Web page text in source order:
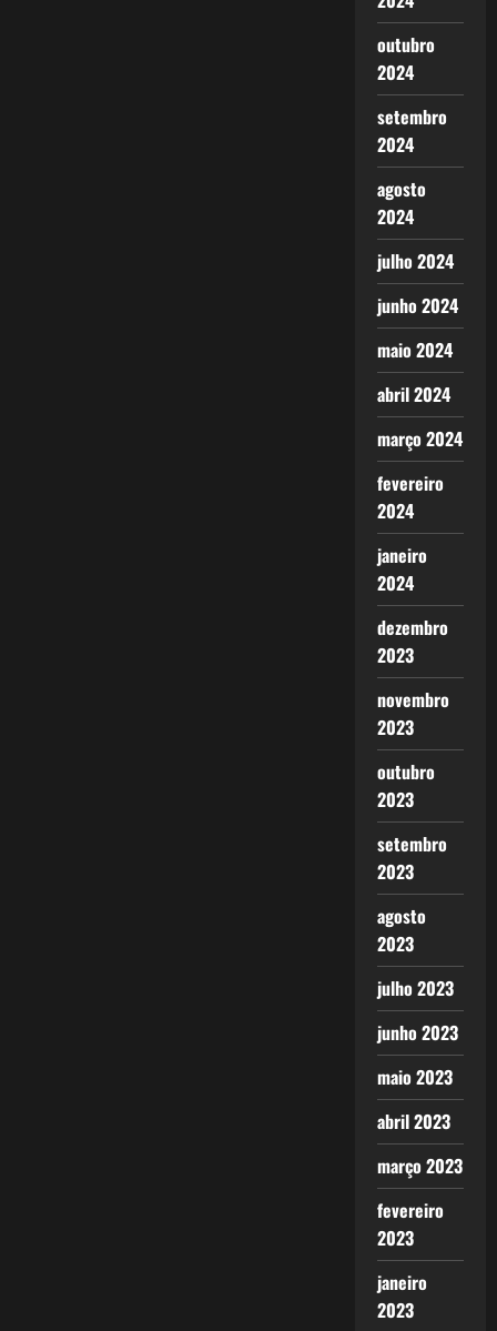
outubro
2024
setembro
2024
agosto
2024
julho 2024
junho 2024
maio 2024
abril 2024
março 2024
fevereiro
2024
janeiro
2024
dezembro
2023
novembro
2023
outubro
2023
setembro
2023
agosto
2023
julho 2023
junho 2023
maio 2023
abril 2023
março 2023
fevereiro
2023
janeiro
2023